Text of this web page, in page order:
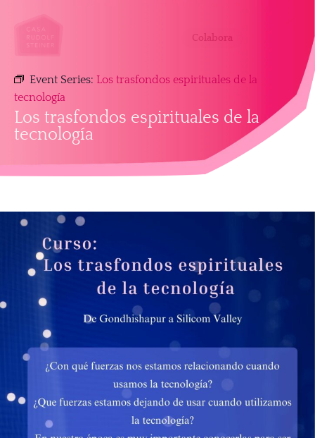
Colabora
Event Series: Los trasfondos espirituales de la
tecnología
Los trasfondos espirituales de la
tecnología